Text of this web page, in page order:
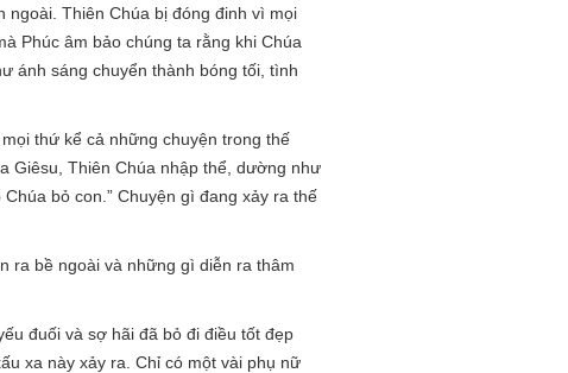
Thiên Chúa bị đóng đinh vì mọi
Phúc âm bảo chúng ta rằng khi Chúa
ánh sáng chuyển thành bóng tối, tình
thứ kể cả những chuyện trong thế
Giêsu, Thiên Chúa nhập thể, dường như
bỏ con.” Chuyện gì đang xảy ra thế
ra bề ngoài và những gì diễn ra thâm
đuối và sợ hãi đã bỏ đi điều tốt đẹp
xa này xảy ra. Chỉ có một vài phụ nữ